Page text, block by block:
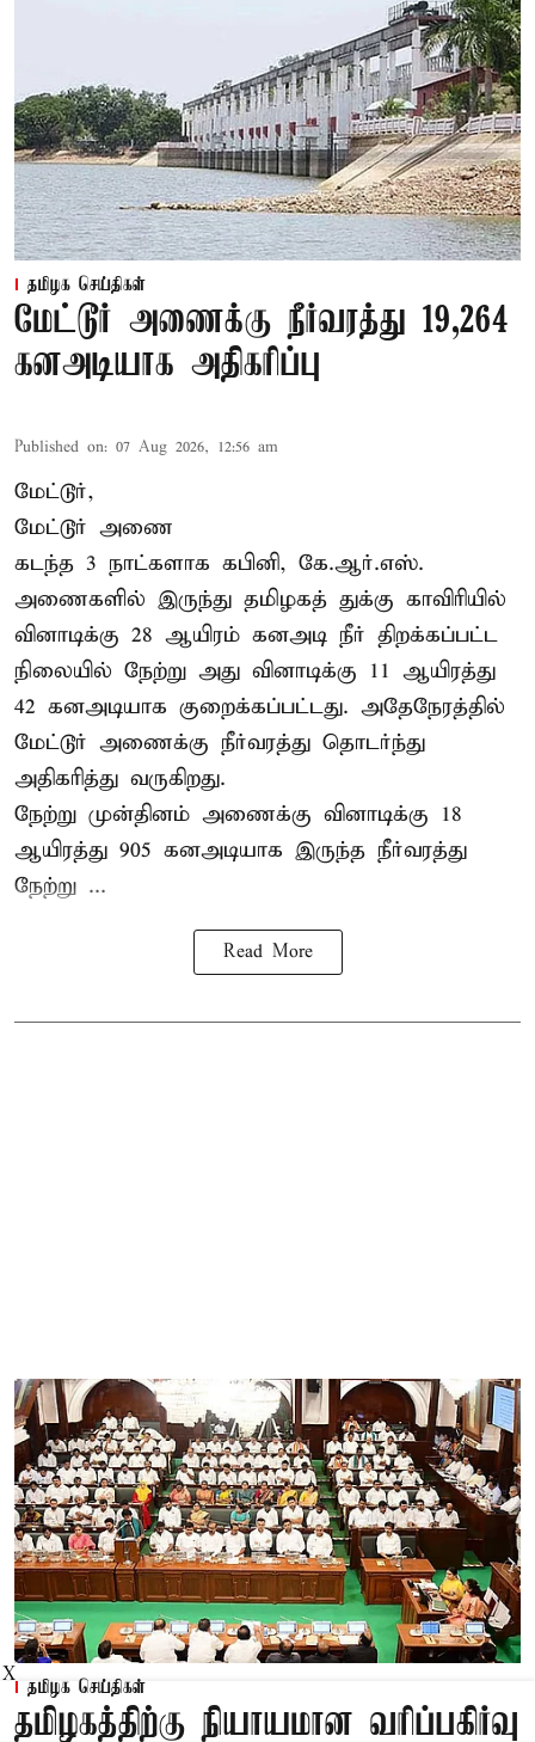
தமிழக செய்திகள்
மேட்டூர் அணைக்கு நீர்வரத்து 19,264
கனஅடியாக அதிகரிப்பு
Published on: 07 Aug 2026, 12:56 am
மேட்டூர்,
மேட்டூர் அணை
கடந்த 3 நாட்களாக கபினி, கே.ஆர்.எஸ்.
அணைகளில் இருந்து தமிழகத் துக்கு காவிரியில்
வினாடிக்கு 28 ஆயிரம் கனஅடி நீர் திறக்கப்பட்ட
நிலையில் நேற்று அது வினாடிக்கு 11 ஆயிரத்து
42 கனஅடியாக குறைக்கப்பட்டது. அதேநேரத்தில்
மேட்டூர் அணைக்கு நீர்வரத்து தொடர்ந்து
அதிகரித்து வருகிறது.
நேற்று முன்தினம் அணைக்கு வினாடிக்கு 18
ஆயிரத்து 905 கனஅடியாக இருந்த நீர்வரத்து
நேற்று ...
Read More
தமிழக செய்திகள்
தமிழகத்திற்கு நியாயமான வரிப்பகிர்வு
X